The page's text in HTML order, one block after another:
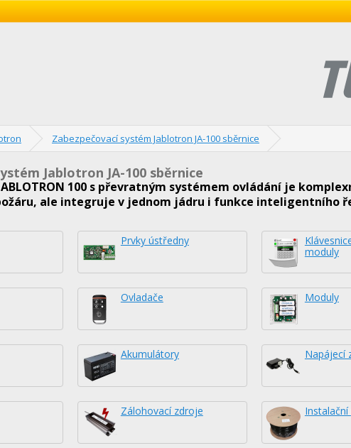
Zabezpečovací systém Jablotron JA-100 sběrnice
Jablotron JA-100 sběrnice
100 s převratným systémem ovládání je
ale integruje v jednom jádru i funkce inteligentního
Prvky ústředny
moduly
Ovladače Moduly
Akumulátory Napájecí
Zálohovací zdroje